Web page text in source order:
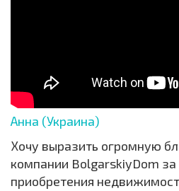
Анна (Украина)
Хочу выразить огромную
компании BolgarskiyDom
приобретения